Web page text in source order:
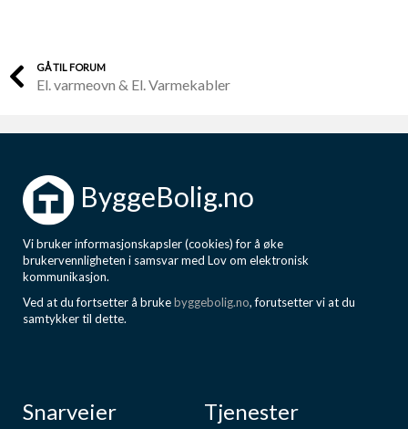
GÅ TIL FORUM
El. varmeovn & El. Varmekabler
ByggeBolig.no
Vi bruker informasjonskapsler (cookies) for å øke
brukervennligheten i samsvar med Lov om elektronisk
kommunikasjon.
Ved at du fortsetter å brukebyggebolig.no, forutsetter vi at du
samtykker til dette.
Snarveier Tjenester